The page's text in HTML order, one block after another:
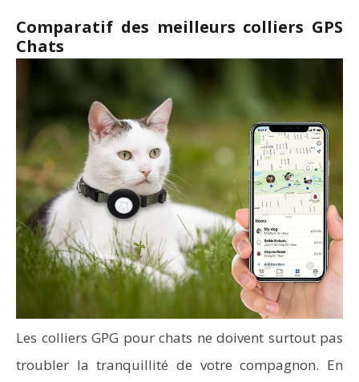
Comparatif des meilleurs colliers GPS
Chats
Les colliers GPG pour chats ne doivent surtout pas
troubler la tranquillité de votre compagnon. En